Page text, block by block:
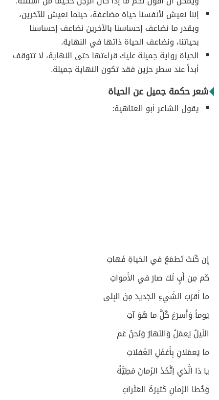
إننا نعيش لأنفسنا حياة مضاعفة، حينما نعيش للآخرين،
وبقدر ما نضاعف إحساسنا بالآخرين نضاعف إحساسنا
بحياتنا، ونضاعف الحياة ذاتها في النهاية.
الحياة رواية جميلة عليك قراءتها حتى النهاية، لا تتوقف
أبداً عند سطر حزين فقد تكون النهاية جميلة.
شعر حكمة جميل عن الحياة
يقول الشاعر أبو العتاهية:
إِن كُنتَ تَطمَعُ في الحَياةِ فَهاتِ
كَم مِن أَبٍ لَكَ صارَ في الأَمواتِ
ما أَقرَبَ الشَيءِ الجَديدَ مِنَ البِلى
يَوماً وَأَسرَعَ كُلَّ ما هُوَ آتِ
اللَيلُ يَعمَلُ وَالنَهارُ وَنَحنُ عَم
ما يَعمَلانِ بِأَغفَلِ الغَفلاتِ
يا ذا الَّذي اِتَّخَذَ الزَمانَ مَطِيَّةً
وَخُطا الزَمانِ كَثيرَةُ العَثَراتِ